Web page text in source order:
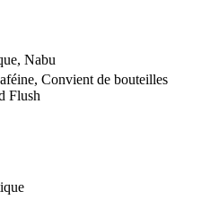
Nabu
Convient de bouteilles
Flush